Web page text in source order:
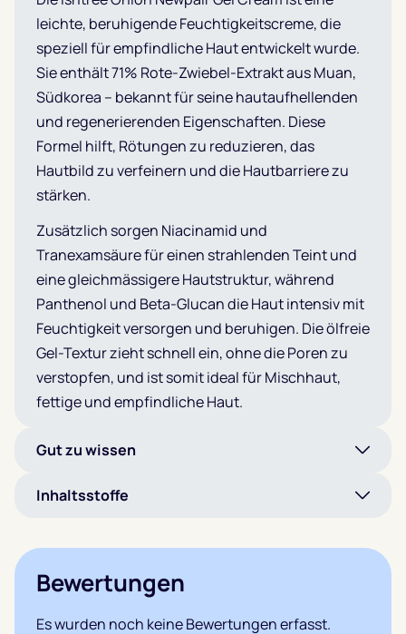
leichte, beruhigende Feuchtigkeitscreme, die
speziell für empfindliche Haut entwickelt wurde.
Sie enthält 71% Rote-Zwiebel-Extrakt aus Muan,
Südkorea – bekannt für seine hautaufhellenden
und regenerierenden Eigenschaften. Diese
Formel hilft, Rötungen zu reduzieren, das
Hautbild zu verfeinern und die Hautbarriere zu
stärken.
Zusätzlich sorgen Niacinamid und
Tranexamsäure für einen strahlenden Teint und
eine gleichmässigere Hautstruktur, während
Panthenol und Beta-Glucan die Haut intensiv mit
Feuchtigkeit versorgen und beruhigen. Die ölfreie
Gel-Textur zieht schnell ein, ohne die Poren zu
verstopfen, und ist somit ideal für Mischhaut,
fettige und empfindliche Haut.
Gut zu wissen
Inhaltsstoffe
Bewertungen
Es wurden noch keine Bewertungen erfasst.